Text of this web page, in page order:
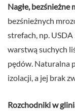
Nagłe, bezśnieżne
bezśnieżnych
strefach, np.
warstwą suchych
pędów. Naturalna
izolacji, a jej brak
Rozchodniki w